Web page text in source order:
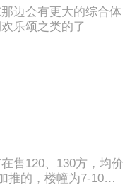
边会有更大的综合体
乐颂之类的了
售120、130方，均价
推的，楼幢为7-10